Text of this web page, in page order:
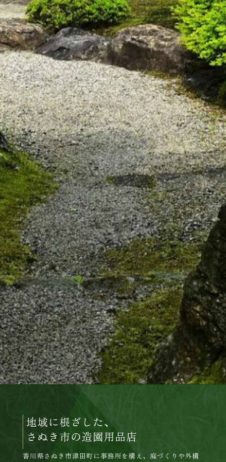
地域に根ざした、
さぬき市の造園用品店
香川県さぬき市津田町に事務所を構え、庭づくりや外構